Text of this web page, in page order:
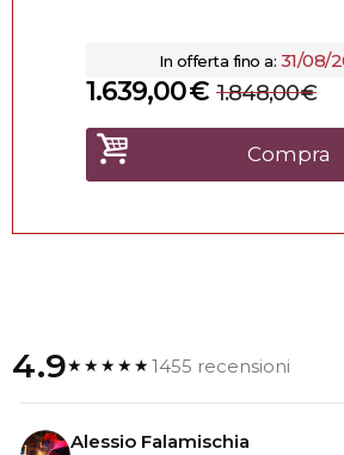
In offerta fino a: 31/08/
€
1.639,00 €
1.848,00
Compra
4.9★★★★★1455 recensioni
Alessio Falamischia